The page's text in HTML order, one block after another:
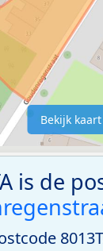
Bekijk kaart
is de